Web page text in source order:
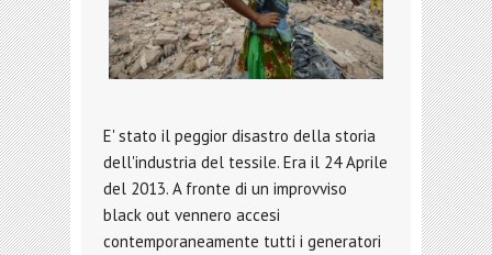
E' stato il peggior disastro della storia
dell'industria del tessile. Era il 24 Aprile
del 2013. A fronte di un improvviso
black out vennero accesi
contemporaneamente tutti i generatori